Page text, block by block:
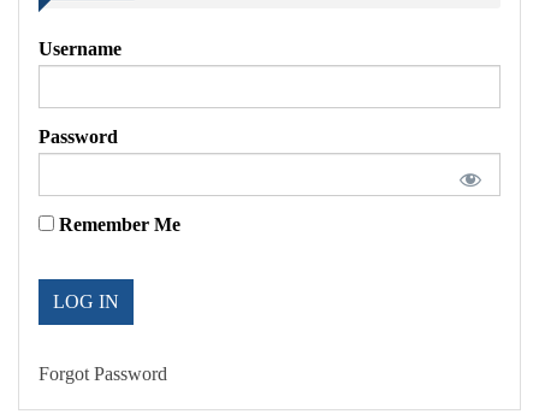
Username
Password
Remember Me
Forgot Password